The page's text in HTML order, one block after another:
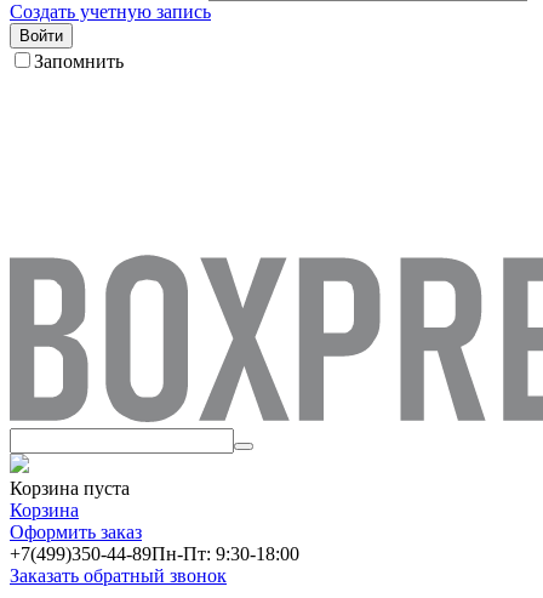
Создать учетную запись
Войти
Запомнить
Корзина пуста
Корзина
Оформить заказ
+7(499)350-44-89Пн-Пт: 9:30-18:00
Заказать обратный звонок